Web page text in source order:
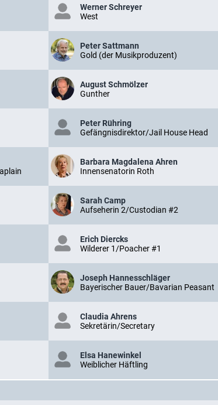
Werner Schreyer
West
Peter Sattmann
Gold (der Musikproduzent)
August Schmölzer
Gunther
Peter Rühring
Gefängnisdirektor/Jail House Head
Barbara Magdalena Ahren
Innensenatorin Roth
Sarah Camp
Aufseherin 2/Custodian #2
Erich Diercks
Wilderer 1/Poacher #1
Joseph Hannesschläger
Bayerischer Bauer/Bavarian Peasant
Claudia Ahrens
Sekretärin/Secretary
Elsa Hanewinkel
Weiblicher Häftling